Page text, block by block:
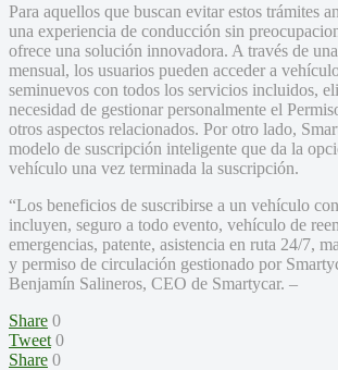
Para aquellos que buscan evitar estos trámites
una experiencia de conducción sin
ofrece una solución innovadora. A través de
mensual, los usuarios pueden acceder a
seminuevos con todos los servicios incluidos,
necesidad de gestionar personalmente el
otros aspectos relacionados. Por otro lado,
modelo de suscripción inteligente que da la
vehículo una vez terminada la suscripción.
“Los beneficios de suscribirse a un vehículo
incluyen, seguro a todo evento, vehículo de
emergencias, patente, asistencia en ruta 24/7,
y permiso de circulación gestionado por
Benjamín Salineros, CEO de Smartycar. –
Share 0
Tweet 0
Share 0